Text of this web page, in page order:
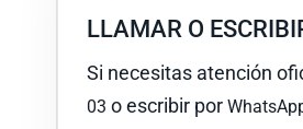
LLAMAR O
Si necesitas atención
03 o escribir por